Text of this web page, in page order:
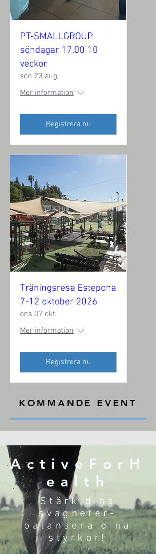
PT-SMALLGROUP
söndagar 17.00 10
veckor
sön 23 aug.
Mer information
Registrera nu
Träningsresa Estepona
7-12 oktober 2026
ons 07 okt.
Mer information
Registrera nu
KOMMANDE EVENT
ActiveForH
ealth
Stärk dina
svagheter-
balansera dina
styrkor!